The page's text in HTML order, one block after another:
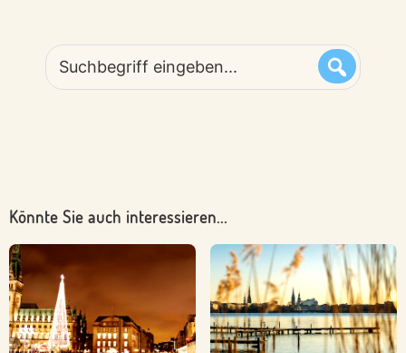
Suchbegriff
eingeben...
Könnte Sie auch interessieren...